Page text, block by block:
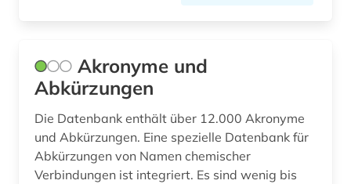
biosphärenreservat rhön (1)
biotechnologie (4)
biowissenschaften (5)
blüte (1)
Akronyme und
Abkürzungen
Die Datenbank enthält über 12.000 Akronyme
und Abkürzungen. Eine spezielle Datenbank für
Abkürzungen von Namen chemischer
Verbindungen ist integriert. Es sind wenig bis